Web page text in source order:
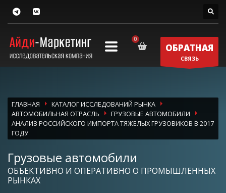
ОБРАТНАЯ
СВЯЗЬ
ГЛАВНАЯ
КАТАЛОГ ИССЛЕДОВАНИЙ РЫНКА
АВТОМОБИЛЬНАЯ ОТРАСЛЬ
ГРУЗОВЫЕ АВТОМОБИЛИ
АНАЛИЗ РОССИЙСКОГО ИМПОРТА ТЯЖЕЛЫХ ГРУЗОВИКОВ В 2017
ГОДУ
Грузовые автомобили
ОБЪЕКТИВНО И ОПЕРАТИВНО О ПРОМЫШЛЕННЫХ
РЫНКАХ